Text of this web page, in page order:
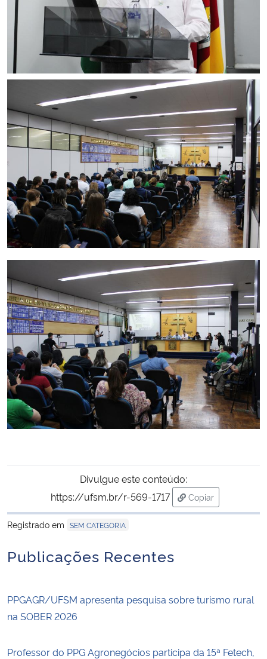
Divulgue este conteúdo:
https://ufsm.br/r-569-1717
Copiar
para área de
Registrado em SEM CATEGORIA
Publicações Recentes
PPGAGR/UFSM apresenta pesquisa sobre turismo rural
na SOBER 2026
Professor do PPG Agronegócios participa da 15ª Fetech,